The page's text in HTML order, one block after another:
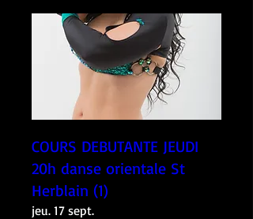
COURS DEBUTANTE JEUDI
20h danse orientale St
Herblain (1)
jeu. 17 sept.